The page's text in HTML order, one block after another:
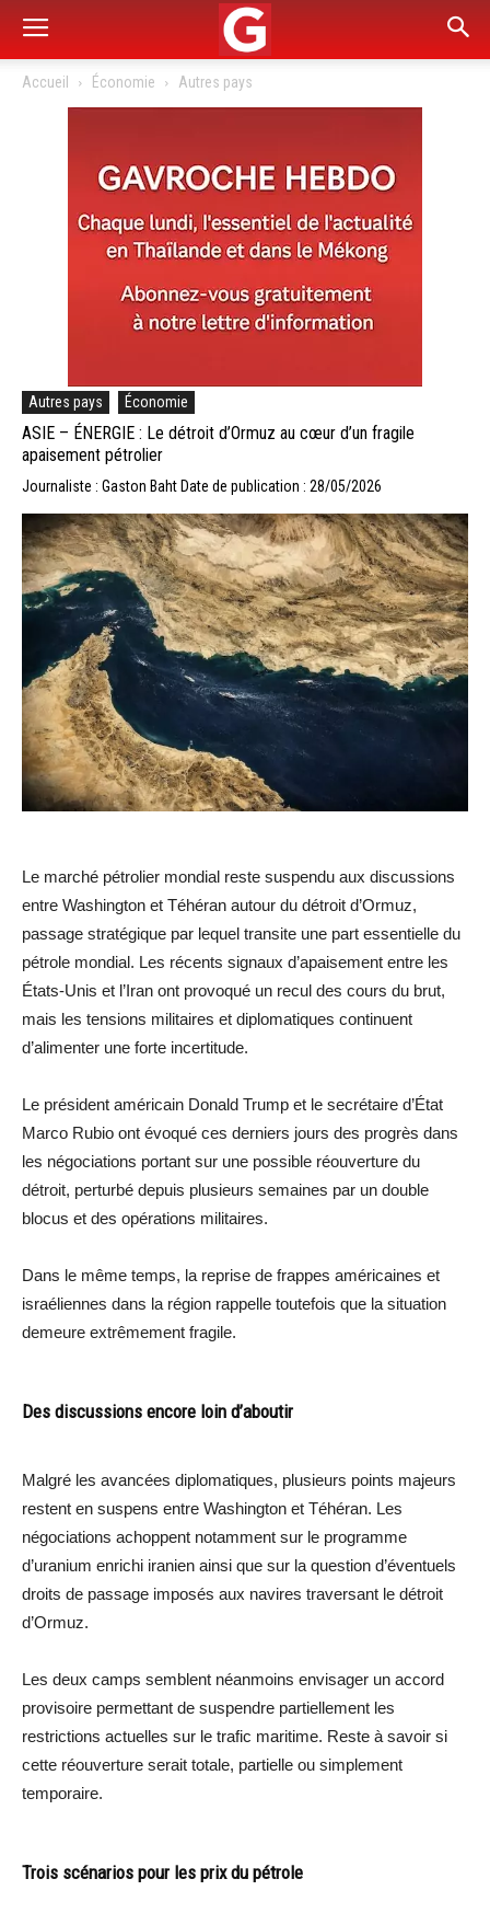
Accueil Économie Autres pays
Autres pays Économie
ASIE – ÉNERGIE : Le détroit d’Ormuz au cœur d’un fragile
apaisement pétrolier
Journaliste : Gaston Baht Date de publication : 28/05/2026
Le marché pétrolier mondial reste suspendu aux discussions
entre Washington et Téhéran autour du détroit d’Ormuz,
passage stratégique par lequel transite une part essentielle du
pétrole mondial. Les récents signaux d’apaisement entre les
États-Unis et l’Iran ont provoqué un recul des cours du brut,
mais les tensions militaires et diplomatiques continuent
d’alimenter une forte incertitude.
Le président américain Donald Trump et le secrétaire d’État
Marco Rubio ont évoqué ces derniers jours des progrès dans
les négociations portant sur une possible réouverture du
détroit, perturbé depuis plusieurs semaines par un double
blocus et des opérations militaires.
Dans le même temps, la reprise de frappes américaines et
israéliennes dans la région rappelle toutefois que la situation
demeure extrêmement fragile.
Des discussions encore loin d’aboutir
Malgré les avancées diplomatiques, plusieurs points majeurs
restent en suspens entre Washington et Téhéran. Les
négociations achoppent notamment sur le programme
d’uranium enrichi iranien ainsi que sur la question d’éventuels
droits de passage imposés aux navires traversant le détroit
d’Ormuz.
Les deux camps semblent néanmoins envisager un accord
provisoire permettant de suspendre partiellement les
restrictions actuelles sur le trafic maritime. Reste à savoir si
cette réouverture serait totale, partielle ou simplement
temporaire.
Trois scénarios pour les prix du pétrole